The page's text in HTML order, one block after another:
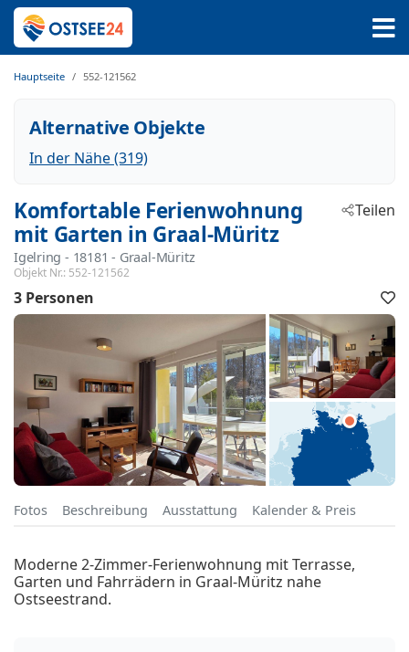
Hauptseite 552-121562
Alternative Objekte
In der Nähe (319)
Komfortable Ferienwohnung
mit Garten in Graal-Müritz
Igelring - 18181 - Graal-Müritz
Objekt Nr.: 552-121562
Teilen
3 Personen
Fotos Beschreibung Ausstattung Kalender & Preis
Moderne 2-Zimmer-Ferienwohnung mit Terrasse,
Garten und Fahrrädern in Graal-Müritz nahe
Ostseestrand.